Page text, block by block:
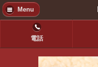
Menu
電話